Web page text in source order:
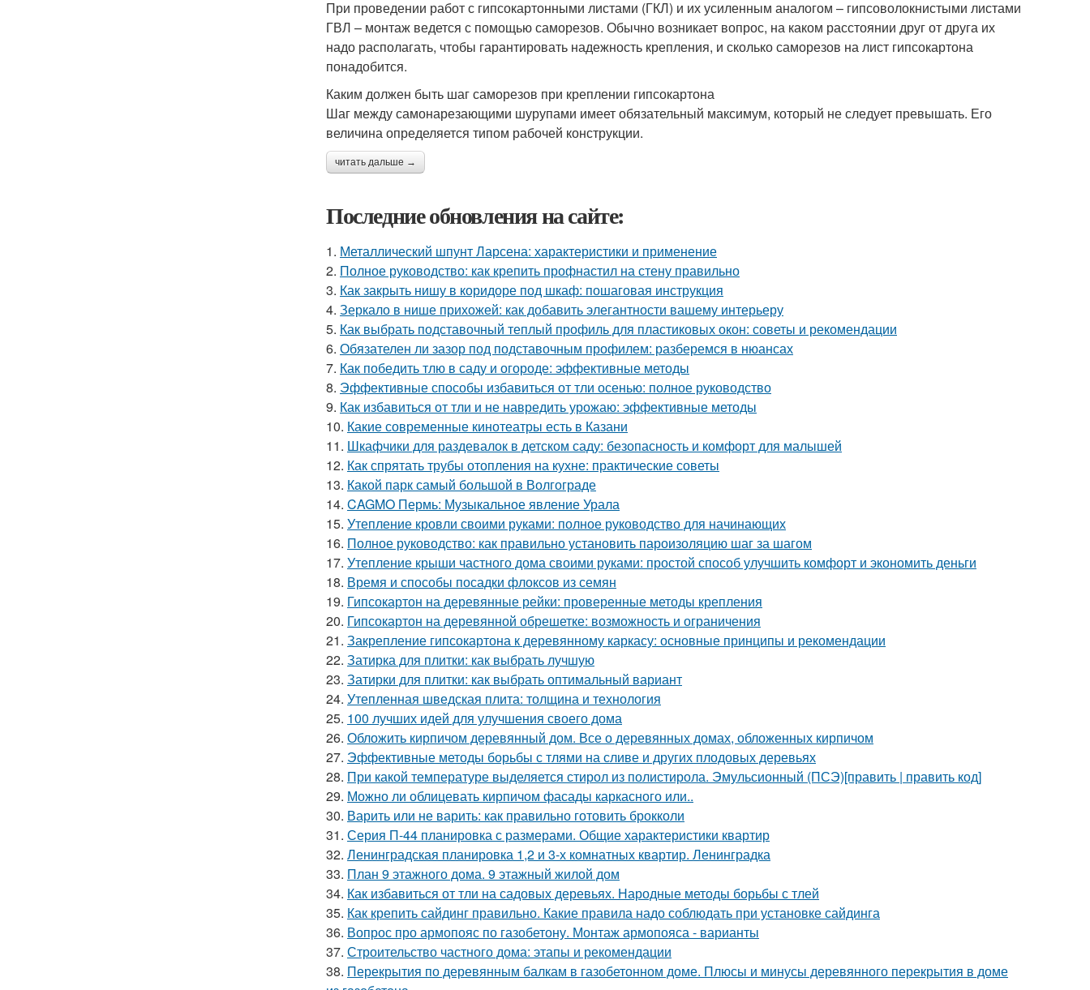
При проведении работ с гипсокартонными листами (ГКЛ) и их усиленным аналогом – гипсоволокнистыми листами
ГВЛ – монтаж ведется с помощью саморезов. Обычно возникает вопрос, на каком расстоянии друг от друга их
надо располагать, чтобы гарантировать надежность крепления, и сколько саморезов на лист гипсокартона
понадобится.
Каким должен быть шаг саморезов при креплении гипсокартона
Шаг между самонарезающими шурупами имеет обязательный максимум, который не следует превышать. Его
величина определяется типом рабочей конструкции.
читать дальше →
Последние обновления на сайте:
1. Металлический шпунт Ларсена: характеристики и применение
2. Полное руководство: как крепить профнастил на стену правильно
3. Как закрыть нишу в коридоре под шкаф: пошаговая инструкция
4. Зеркало в нише прихожей: как добавить элегантности вашему интерьеру
5. Как выбрать подставочный теплый профиль для пластиковых окон: советы и рекомендации
6. Обязателен ли зазор под подставочным профилем: разберемся в нюансах
7. Как победить тлю в саду и огороде: эффективные методы
8. Эффективные способы избавиться от тли осенью: полное руководство
9. Как избавиться от тли и не навредить урожаю: эффективные методы
10. Какие современные кинотеатры есть в Казани
11. Шкафчики для раздевалок в детском саду: безопасность и комфорт для малышей
12. Как спрятать трубы отопления на кухне: практические советы
13. Какой парк самый большой в Волгограде
14. CAGMO Пермь: Музыкальное явление Урала
15. Утепление кровли своими руками: полное руководство для начинающих
16. Полное руководство: как правильно установить пароизоляцию шаг за шагом
17. Утепление крыши частного дома своими руками: простой способ улучшить комфорт и экономить деньги
18. Время и способы посадки флоксов из семян
19. Гипсокартон на деревянные рейки: проверенные методы крепления
20. Гипсокартон на деревянной обрешетке: возможность и ограничения
21. Закрепление гипсокартона к деревянному каркасу: основные принципы и рекомендации
22. Затирка для плитки: как выбрать лучшую
23. Затирки для плитки: как выбрать оптимальный вариант
24. Утепленная шведская плита: толщина и технология
25. 100 лучших идей для улучшения своего дома
26. Обложить кирпичом деревянный дом. Все о деревянных домах, обложенных кирпичом
27. Эффективные методы борьбы с тлями на сливе и других плодовых деревьях
28. При какой температуре выделяется стирол из полистирола. Эмульсионный (ПСЭ)[править | править код]
29. Можно ли облицевать кирпичом фасады каркасного или..
30. Варить или не варить: как правильно готовить брокколи
31. Серия П-44 планировка с размерами. Общие характеристики квартир
32. Ленинградская планировка 1,2 и 3-х комнатных квартир. Ленинградка
33. План 9 этажного дома. 9 этажный жилой дом
34. Как избавиться от тли на садовых деревьях. Народные методы борьбы с тлей
35. Как крепить сайдинг правильно. Какие правила надо соблюдать при установке сайдинга
36. Вопрос про армопояс по газобетону. Монтаж армопояса - варианты
37. Строительство частного дома: этапы и рекомендации
38. Перекрытия по деревянным балкам в газобетонном доме. Плюсы и минусы деревянного перекрытия в доме